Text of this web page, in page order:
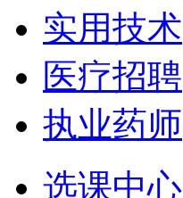
实用技术
医疗招聘
执业药师
选课中心